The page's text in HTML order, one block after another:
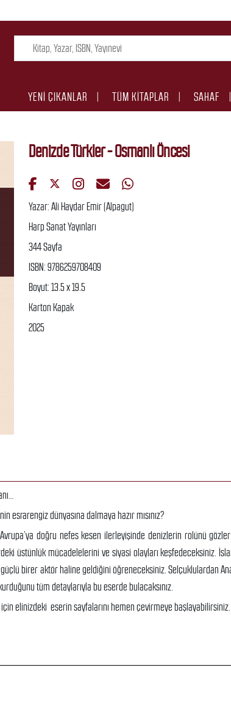
YENI ÇIKANLAR TÜM KITAPLAR SAHAF
Denizde Türkler - Osmanlı Öncesi
Yazar: Ali Haydar Emir (Alpagut)
Harp Sanat Yayınları
344 Sayfa
ISBN: 9786259708409
Boyut: 13.5 x 19.5
Karton Kapak
2025
esrarengiz dünyasına dalmaya hazır mısınız?
doğru nefes kesen ilerleyişinde denizlerin rolünü
üstünlük mücadelelerini ve siyasi olayları keşfedeceksiniz.
güçlü birer aktör haline geldiğini öğreneceksiniz. Selçuklulardan
tüm detaylarıyla bu eserde bulacaksınız.
elinizdeki eserin sayfalarını hemen çevirmeye başlayabilirsiniz.